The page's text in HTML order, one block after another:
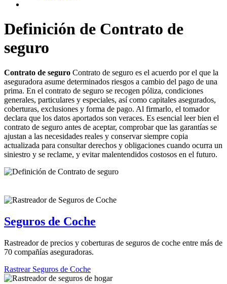
Definición de Contrato de
seguro
Contrato de seguro Contrato de seguro es el acuerdo por el que la
aseguradora asume determinados riesgos a cambio del pago de una
prima. En el contrato de seguro se recogen póliza, condiciones
generales, particulares y especiales, así como capitales asegurados,
coberturas, exclusiones y forma de pago. Al firmarlo, el tomador
declara que los datos aportados son veraces. Es esencial leer bien el
contrato de seguro antes de aceptar, comprobar que las garantías se
ajustan a las necesidades reales y conservar siempre copia
actualizada para consultar derechos y obligaciones cuando ocurra un
siniestro y se reclame, y evitar malentendidos costosos en el futuro.
Seguros de Coche
Rastreador de precios y coberturas de seguros de coche entre más de
70 compañías aseguradoras.
Rastrear Seguros de Coche